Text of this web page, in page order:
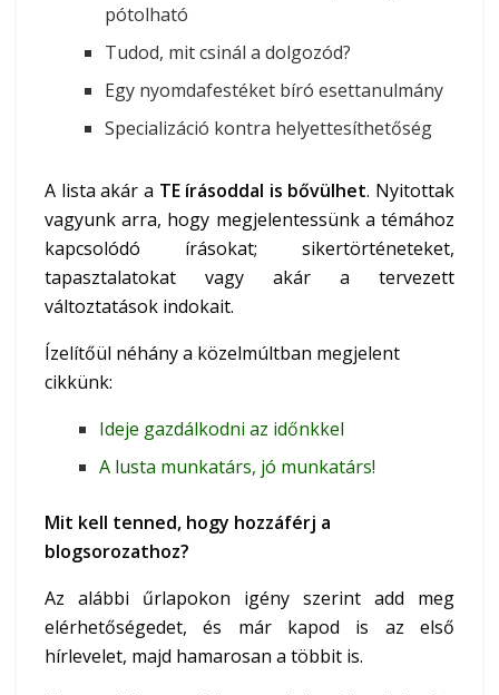
pótolható
Tudod, mit csinál a dolgozód?
Egy nyomdafestéket bíró esettanulmány
Specializáció kontra helyettesíthetőség
A lista akár a TE írásoddal is bővülhet. Nyitottak
vagyunk arra, hogy megjelentessünk a témához
kapcsolódó írásokat; sikertörténeteket,
tapasztalatokat vagy akár a tervezett
változtatások indokait.
Ízelítőül néhány a közelmúltban megjelent
cikkünk:
Ideje gazdálkodni az időnkkel
A lusta munkatárs, jó munkatárs!
Mit kell tenned, hogy hozzáférj a
blogsorozathoz?
Az alábbi űrlapokon igény szerint add meg
elérhetőségedet, és már kapod is az első
hírlevelet, majd hamarosan a többit is.